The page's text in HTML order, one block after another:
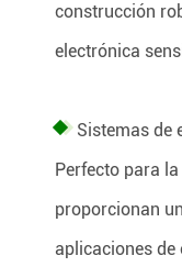
construcción
electrónica
Sistemas de
Perfecto para
proporcionan
aplicaciones de